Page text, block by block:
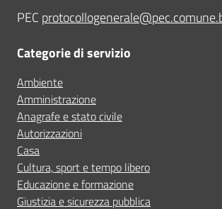
PEC
Categorie di servizio
Ambiente
Amministrazione
Anagrafe e stato civile
Autorizzazioni
Casa
Cultura, sport e tempo libero
Educazione e formazione
Giustizia e sicurezza pubblica